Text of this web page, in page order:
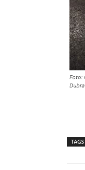
Foto:
TAGS